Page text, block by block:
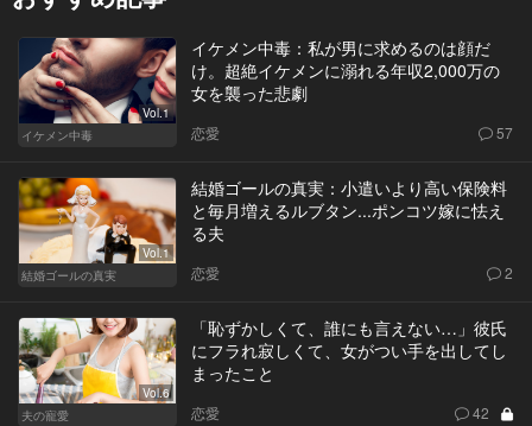
Vol.1
イケメン中毒
イケメン中毒：私が男に求めるのは顔だ
け。超絶イケメンに溺れる年収2,000万の
女を襲った悲劇
恋愛 57
Vol.1
結婚ゴールの真実
結婚ゴールの真実：小遣いより高い保険料
と毎月増えるルブタン...ポンコツ嫁に怯え
る夫
恋愛 2
Vol.6
夫の寵愛
「恥ずかしくて、誰にも言えない…」彼氏
にフラれ寂しくて、女がつい手を出してし
まったこと
恋愛 42